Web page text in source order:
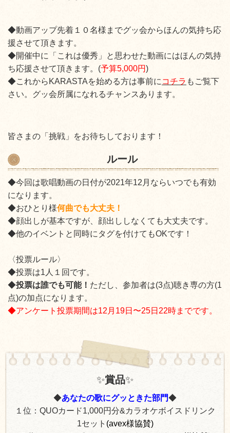
◆動画アップ先着１０名様までグッ会からほんの気持ち応
援させて頂きます。
◆開催中に「これは優秀」と思わせた動画にはほんの気持
ち応援させて頂きます。(予算5,000円)
◆これからKARASTAを始める方は事前に コチラ もご覧下
さい。グッ会所属になれるチャンスあります。
皆さまの「挑戦」をお待ちしております！
ルール
◆今回は歌唱動画の日付が2021年12月ならいつでも有効
になります。
◆おひとり様何曲でも大丈夫！
◆顔出しが基本ですが、顔出ししなくても大丈夫です。
◆他のイベントと同時にタグを付けてもOKです！
〈投票ルール〉
◆投票は1人１回です。
◆投票は誰でも可能！ ただし、参加者は(3点)聴き専の方(1
点)の加点になります。
◆アンケート投票期間は12月19日〜25日22時までです。
✨賞品✨
◆あなたの歌にグッときた部門◆
１位：QUOカード1,000円分&カラオケボイスドリンク
1セット (avex様協賛)